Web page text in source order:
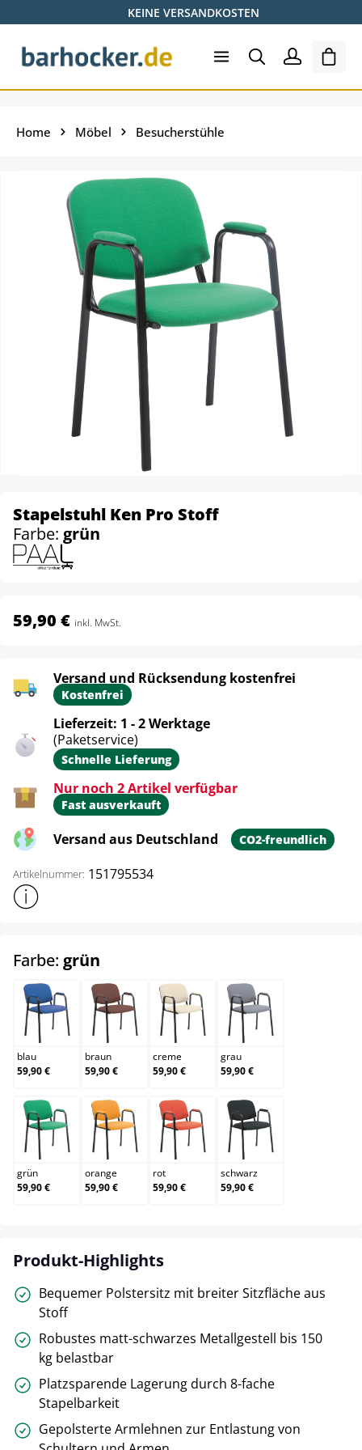
Zum Hauptinhalt springenKEINE VERSANDKOSTEN
Home Möbel Besucherstühle
Stapelstuhl Ken Pro Stoff
Farbe: grün
59,90 € inkl. MwSt.
Versand und Rücksendung kostenfrei
Kostenfrei
Lieferzeit: 1 - 2 Werktage
(Paketservice)
Schnelle Lieferung
Nur noch 2 Artikel verfügbar
Fast ausverkauft
Versand aus Deutschland CO2-freundlich
Artikelnummer: 151795534
Weitere Produktinformationen anzeigen
Farbe: grün
blau
blau
59,90 €
braun
braun
59,90 €
creme
creme
59,90 €
grau
grau
59,90 €
grün
grün
59,90 €
orange
orange
59,90 €
rot
rot
59,90 €
schwarz
schwarz
59,90 €
Produkt-Highlights
Bequemer Polstersitz mit breiter Sitzfläche aus
Stoff
Robustes matt-schwarzes Metallgestell bis 150
kg belastbar
Platzsparende Lagerung durch 8-fache
Stapelbarkeit
Gepolsterte Armlehnen zur Entlastung von